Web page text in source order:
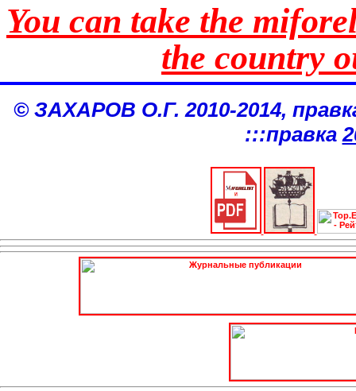
You can take the
the country
© ЗАХАРОВ О.Г. 2010-2014,
:::правка